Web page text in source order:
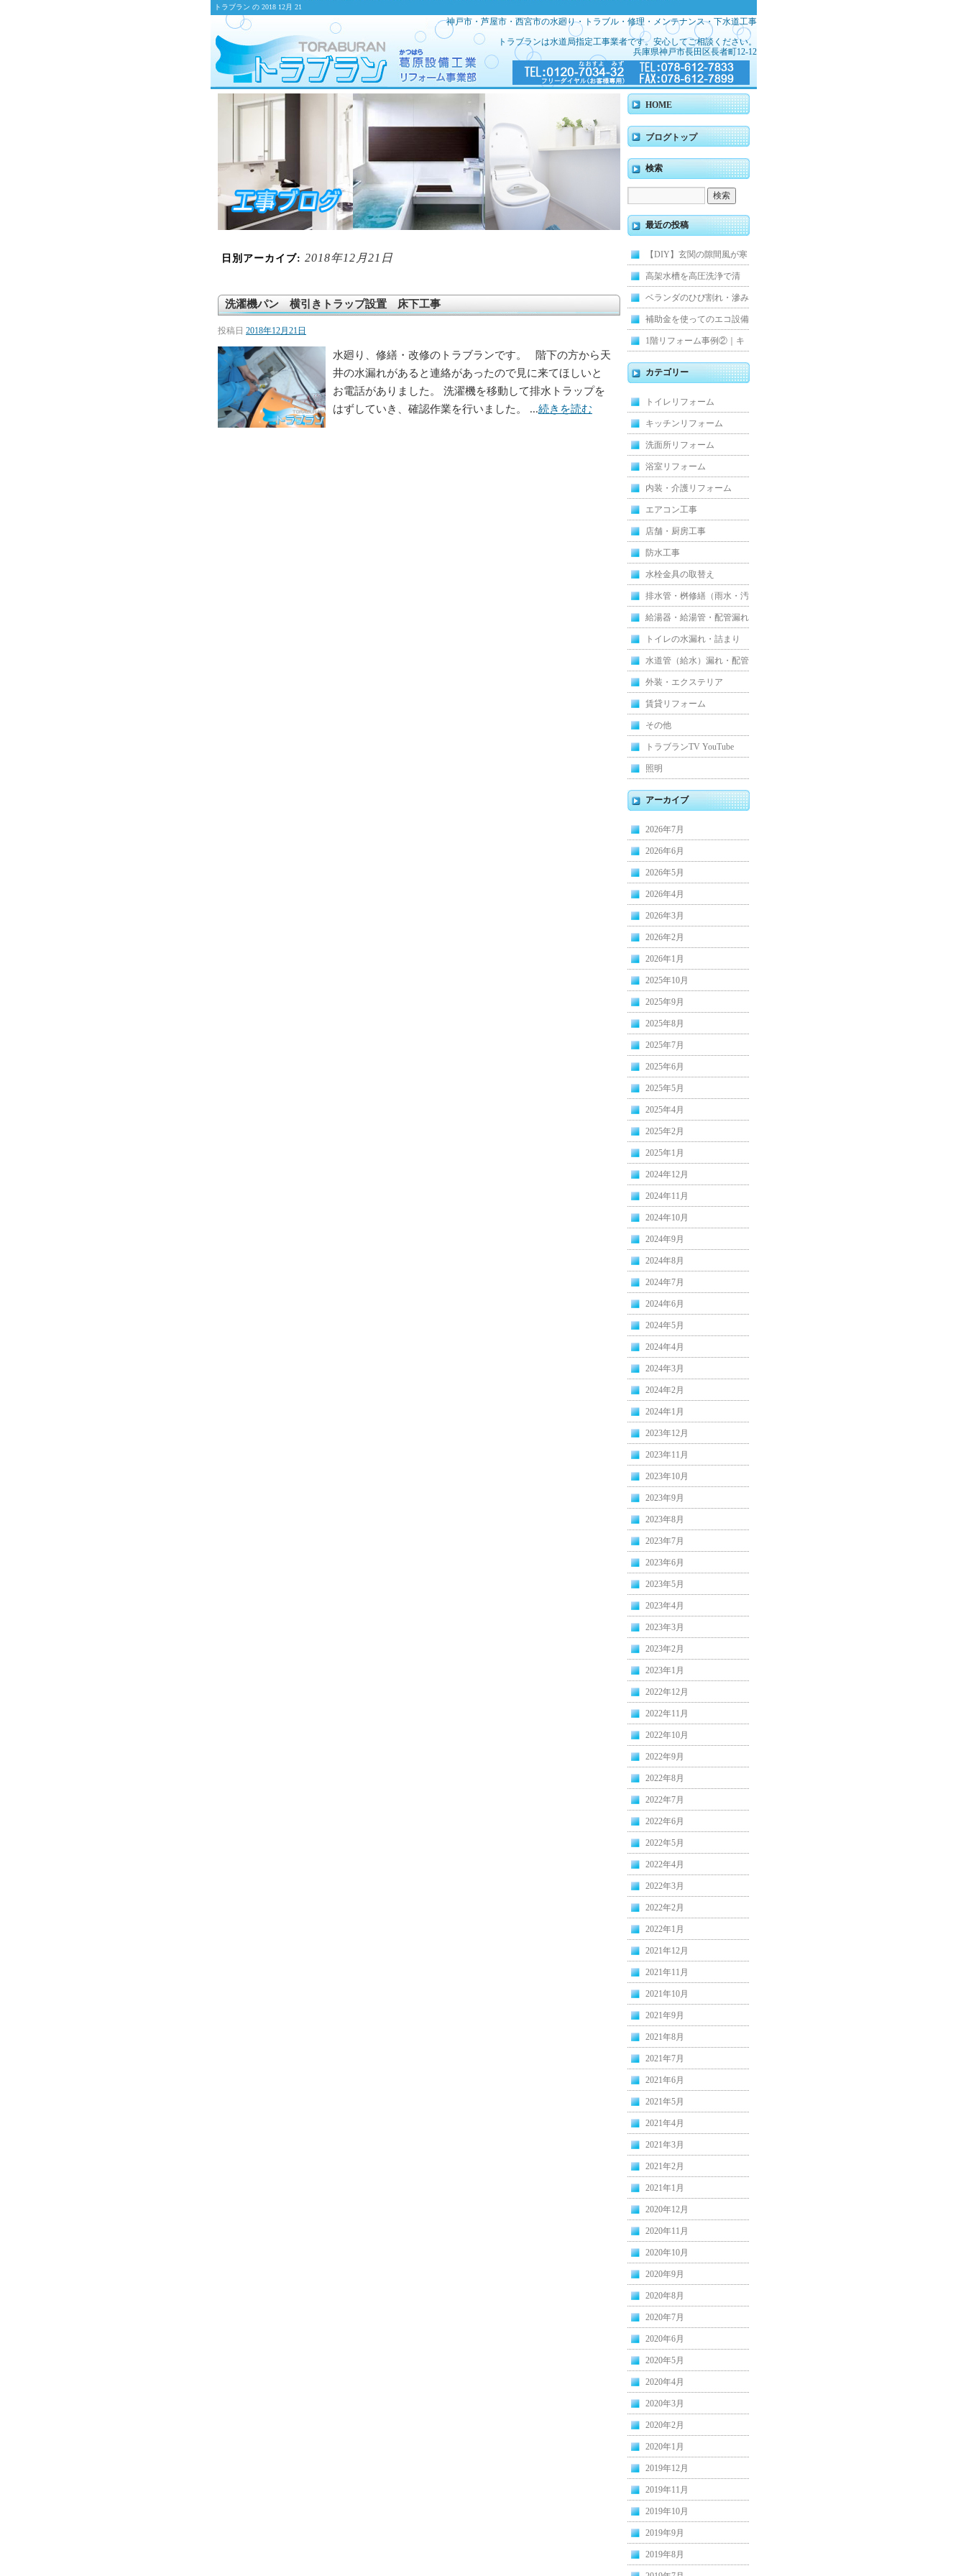
トラブラン の 2018 12月 21
神戸市・芦屋市・西宮市の水廻り・トラブル・修理・メンテナンス・下水道工事
トラブランは水道局指定工事業者です。安心してご相談ください。
兵庫県神戸市長田区長者町12-12
日別アーカイブ: 2018年12月21日
洗濯機パン 横引きトラップ設置 床下工事
投稿日 2018年12月21日
水廻り、修繕・改修のトラブランです。 階下の方から天
井の水漏れがあると連絡があったので見に来てほしいと
お電話がありました。 洗濯機を移動して排水トラップを
はずしていき、確認作業を行いました。 ...続きを読む
HOME
ブログトップ
検索
最近の投稿
【DIY】玄関の隙間風が寒
くて断熱ドアに交換しまし
た
高架水槽を高圧洗浄で清
掃！衛生的な給水環境を維
持｜施工事例
ベランダのひび割れ・滲み
を解消！賃貸マンション防
水工事
補助金を使ってのエコ設備
住宅リフォーム
1階リフォーム事例②｜キ
ッチン・床・収納を一新
し、扉新設で動線を整えた
全面改修
カテゴリー
トイレリフォーム
キッチンリフォーム
洗面所リフォーム
浴室リフォーム
内装・介護リフォーム
エアコン工事
店舗・厨房工事
防水工事
水栓金具の取替え
排水管・桝修繕（雨水・汚
水）
給湯器・給湯管・配管漏れ
トイレの水漏れ・詰まり
水道管（給水）漏れ・配管
外装・エクステリア
賃貸リフォーム
その他
トラブランTV YouTube
照明
アーカイブ
2026年7月
2026年6月
2026年5月
2026年4月
2026年3月
2026年2月
2026年1月
2025年10月
2025年9月
2025年8月
2025年7月
2025年6月
2025年5月
2025年4月
2025年2月
2025年1月
2024年12月
2024年11月
2024年10月
2024年9月
2024年8月
2024年7月
2024年6月
2024年5月
2024年4月
2024年3月
2024年2月
2024年1月
2023年12月
2023年11月
2023年10月
2023年9月
2023年8月
2023年7月
2023年6月
2023年5月
2023年4月
2023年3月
2023年2月
2023年1月
2022年12月
2022年11月
2022年10月
2022年9月
2022年8月
2022年7月
2022年6月
2022年5月
2022年4月
2022年3月
2022年2月
2022年1月
2021年12月
2021年11月
2021年10月
2021年9月
2021年8月
2021年7月
2021年6月
2021年5月
2021年4月
2021年3月
2021年2月
2021年1月
2020年12月
2020年11月
2020年10月
2020年9月
2020年8月
2020年7月
2020年6月
2020年5月
2020年4月
2020年3月
2020年2月
2020年1月
2019年12月
2019年11月
2019年10月
2019年9月
2019年8月